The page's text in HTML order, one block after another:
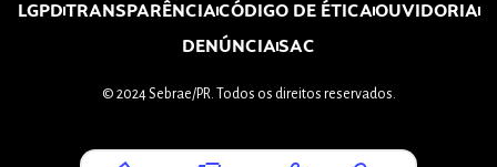
LGPDTRANSPARÊNCIACÓDIGO DE ÉTICAOUVIDORIA
DENÚNCIASAC
© 2024 Sebrae/PR. Todos os direitos reservados.